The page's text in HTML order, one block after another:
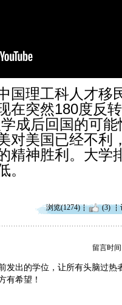
国理工科人才移
在突然180度反
成后回国的可
对美国已经不利
精神胜利。大学
。
浏览(1274) (3)
留言时间
发出的学位，让所有头脑过热
有希望！